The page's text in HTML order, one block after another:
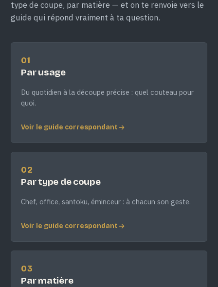
type de coupe, par matière — et on te renvoie vers le
guide qui répond vraiment à ta question.
01
Par usage
Du quotidien à la découpe précise : quel couteau pour
quoi.
Voir le guide correspondant
02
Par type de coupe
Chef, office, santoku, éminceur : à chacun son geste.
Voir le guide correspondant
03
Par matière